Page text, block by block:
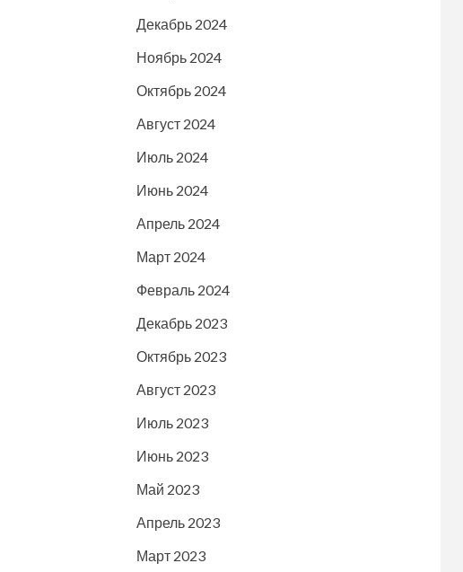
Декабрь 2024
Ноябрь 2024
Октябрь 2024
Август 2024
Июль 2024
Июнь 2024
Апрель 2024
Март 2024
Февраль 2024
Декабрь 2023
Октябрь 2023
Август 2023
Июль 2023
Июнь 2023
Май 2023
Апрель 2023
Март 2023